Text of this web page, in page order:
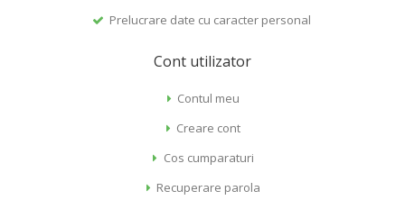
Prelucrare date cu caracter personal
Cont utilizator
Contul meu
Creare cont
Cos cumparaturi
Recuperare parola